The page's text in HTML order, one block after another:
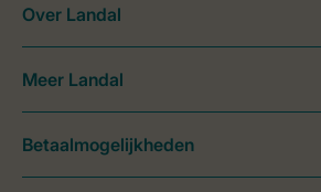
Over Landal
Meer Landal
Betaalmogelijkheden